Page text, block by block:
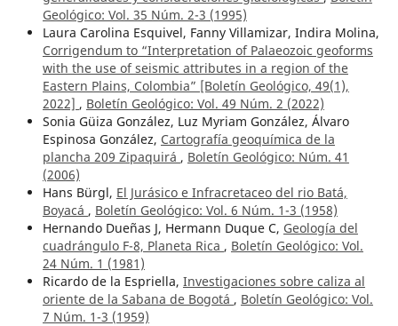
Geológico: Vol. 35 Núm. 2-3 (1995)
Laura Carolina Esquivel, Fanny Villamizar, Indira Molina,
Corrigendum to “Interpretation of Palaeozoic geoforms
with the use of seismic attributes in a region of the
Eastern Plains, Colombia” [Boletín Geológico, 49(1),
2022] , Boletín Geológico: Vol. 49 Núm. 2 (2022)
Sonia Güiza González, Luz Myriam González, Álvaro
Espinosa González, Cartografía geoquímica de la
plancha 209 Zipaquirá , Boletín Geológico: Núm. 41
(2006)
Hans Bürgl, El Jurásico e Infracretaceo del rio Batá,
Boyacá , Boletín Geológico: Vol. 6 Núm. 1-3 (1958)
Hernando Dueñas J, Hermann Duque C, Geología del
cuadrángulo F-8, Planeta Rica , Boletín Geológico: Vol.
24 Núm. 1 (1981)
Ricardo de la Espriella, Investigaciones sobre caliza al
oriente de la Sabana de Bogotá , Boletín Geológico: Vol.
7 Núm. 1-3 (1959)